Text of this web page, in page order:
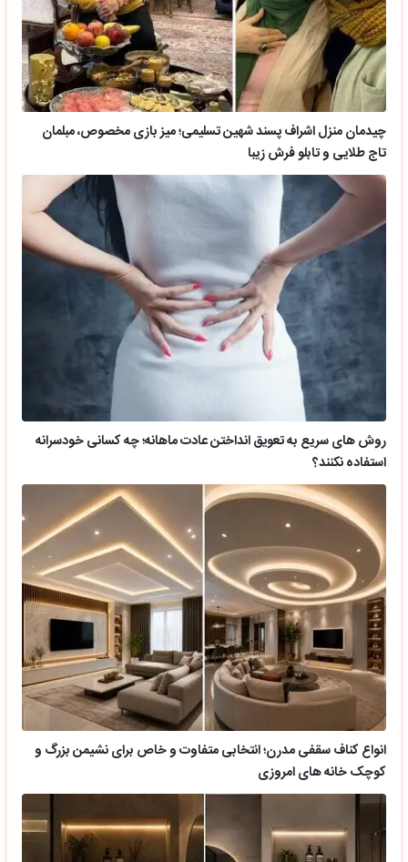
چیدمان منزل اشراف پسند شهین تسلیمی؛ میز بازی مخصوص، مبلمان
تاج طلایی و تابلو فرش زیبا
روش های سریع به تعویق انداختن عادت ماهانه؛ چه کسانی خودسرانه
استفاده نکنند؟
انواع کناف سقفی مدرن؛ انتخابی متفاوت و خاص برای نشیمن بزرگ و
کوچک خانه های امروزی